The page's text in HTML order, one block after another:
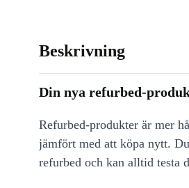
Beskrivning
Din nya refurbed-
Refurbed-produkter är mer
jämfört med att köpa nytt.
refurbed och kan alltid testa